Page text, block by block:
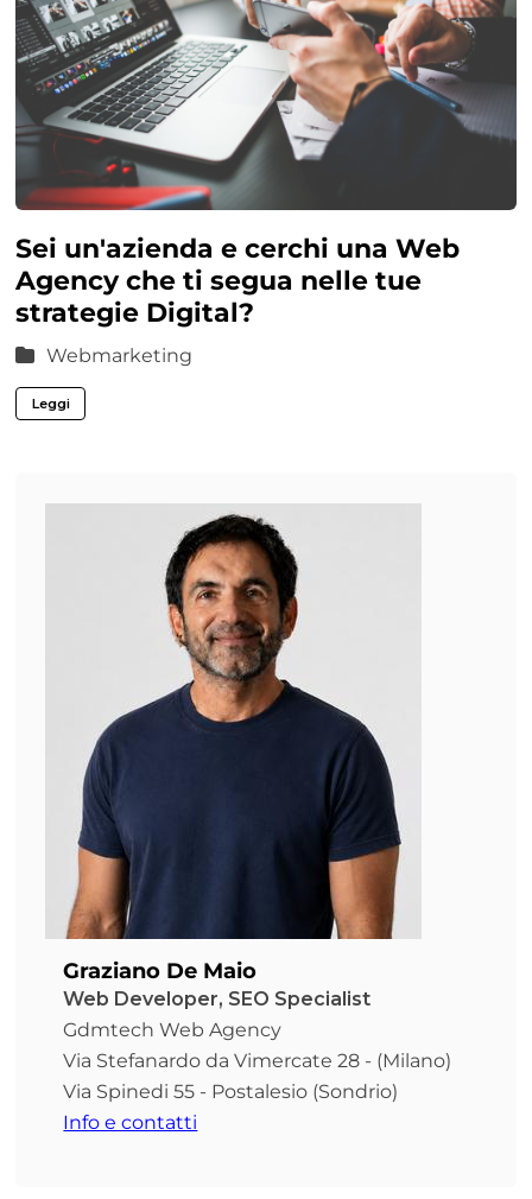
Sei un'azienda e cerchi una Web
Agency che ti segua nelle tue
strategie Digital?
Webmarketing
Leggi
Graziano De Maio
Web Developer, SEO Specialist
Gdmtech Web Agency
Via Stefanardo da Vimercate 28 - (Milano)
Via Spinedi 55 - Postalesio (Sondrio)
Info e contatti